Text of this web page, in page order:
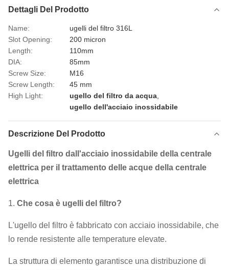
Dettagli Del Prodotto
Name:
ugelli del filtro 316L
Slot Opening:
200 micron
Length:
110mm
DIA:
85mm
Screw Size:
M16
Screw Length:
45 mm
High Light:
ugello del filtro da acqua
ugello dell'acciaio inossidabile
Descrizione Del Prodotto
Ugelli del filtro dall'acciaio inossidabile della centrale
elettrica per il trattamento delle acque della centrale
elettrica
1. Che cosa è ugelli del filtro?
L'ugello del filtro è fabbricato con acciaio inossidabile, che
lo rende resistente alle temperature elevate.
La struttura di elemento garantisce una distribuzione di